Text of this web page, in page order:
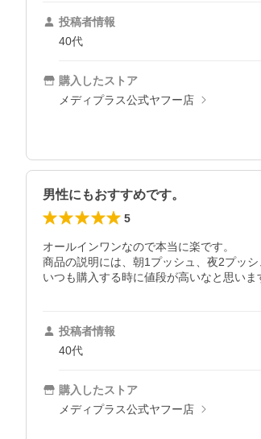
投稿者情報
40代
購入したストア
メディプラス公式ヤフー店
男性にもおすすめです。
5
オールインワンなので本当に楽です。
商品の説明には、朝1プッシュ、夜2プッ
いつも購入する時に値段が高いなと思い
投稿者情報
40代
購入したストア
メディプラス公式ヤフー店